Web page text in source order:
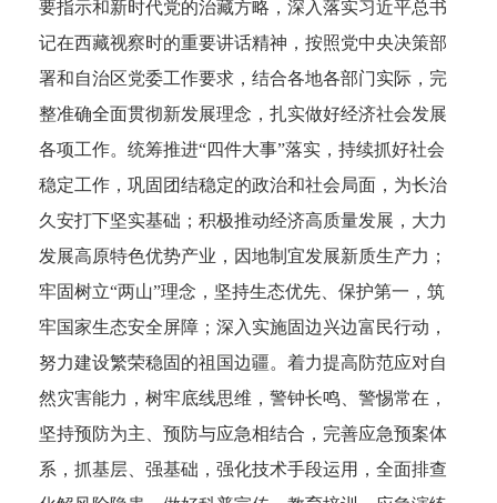
要指示和新时代党的治藏方略，深入落实习近平总书
记在西藏视察时的重要讲话精神，按照党中央决策部
署和自治区党委工作要求，结合各地各部门实际，完
整准确全面贯彻新发展理念，扎实做好经济社会发展
各项工作。统筹推进“四件大事”落实，持续抓好社会
稳定工作，巩固团结稳定的政治和社会局面，为长治
久安打下坚实基础；积极推动经济高质量发展，大力
发展高原特色优势产业，因地制宜发展新质生产力；
牢固树立“两山”理念，坚持生态优先、保护第一，筑
牢国家生态安全屏障；深入实施固边兴边富民行动，
努力建设繁荣稳固的祖国边疆。着力提高防范应对自
然灾害能力，树牢底线思维，警钟长鸣、警惕常在，
坚持预防为主、预防与应急相结合，完善应急预案体
系，抓基层、强基础，强化技术手段运用，全面排查